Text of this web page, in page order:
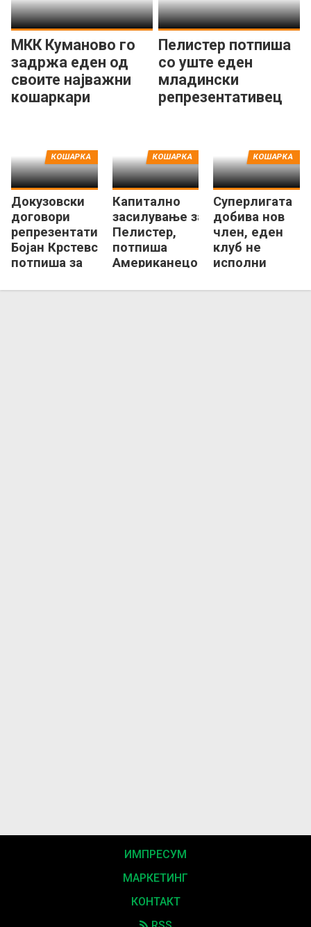
МКК Куманово го
задржа еден од
своите најважни
кошаркари
Пелистер потпиша
со уште еден
младински
репрезентативец
Докузовски
договори
репрезентативец,
Бојан Крстевски
потпиша за
КОШАРКА
Капитално
засилување за
Пелистер,
потпиша
Американецот
КОШАРКА
Суперлигата
добива нов
член, еден
клуб не
исполни
КФМ!
КОШАРКА
ИМПРЕСУМ
МАРКЕТИНГ
КОНТАКТ